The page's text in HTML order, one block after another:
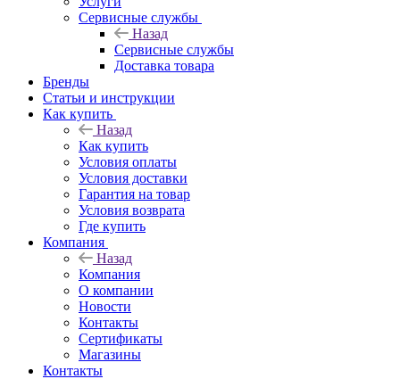
Сервисные службы
Назад
Сервисные службы
Доставка товара
Бренды
Статьи и инструкции
Как купить
Назад
Как купить
Условия оплаты
Условия доставки
Гарантия на товар
Условия возврата
Где купить
Компания
Назад
Компания
О компании
Новости
Контакты
Сертификаты
Магазины
Контакты